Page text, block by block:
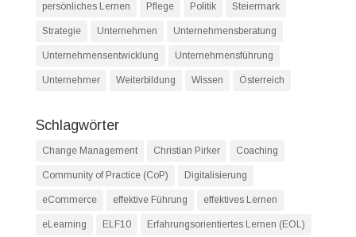
persönliches Lernen Pflege Politik Steiermark
Strategie Unternehmen Unternehmensberatung
Unternehmensentwicklung Unternehmensführung
Unternehmer Weiterbildung Wissen Österreich
Schlagwörter
Change Management Christian Pirker Coaching
Community of Practice (CoP) Digitalisierung
eCommerce effektive Führung effektives Lernen
eLearning ELF10 Erfahrungsorientiertes Lernen (EOL)